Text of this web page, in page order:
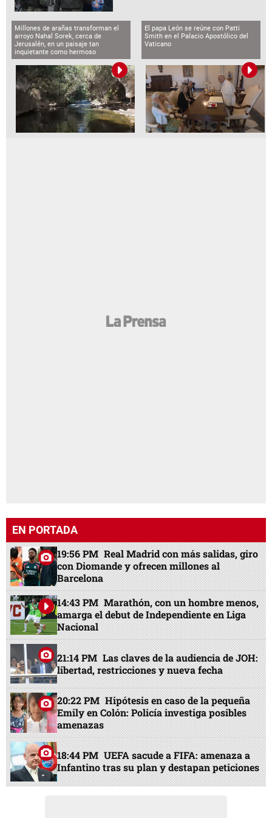
Millones de arañas transforman el
arroyo Nahal Sorek, cerca de
Jerusalén, en un paisaje tan
inquietante como hermoso
El papa León se reúne con Patti
Smith en el Palacio Apostólico del
Vaticano
EN PORTADA
19:56 PM Real Madrid con más salidas, giro
con Diomande y ofrecen millones al
Barcelona
14:43 PM Marathón, con un hombre menos,
amarga el debut de Independiente en Liga
Nacional
21:14 PM Las claves de la audiencia de JOH:
libertad, restricciones y nueva fecha
20:22 PM Hipótesis en caso de la pequeña
Emily en Colón: Policía investiga posibles
amenazas
18:44 PM UEFA sacude a FIFA: amenaza a
Infantino tras su plan y destapan peticiones